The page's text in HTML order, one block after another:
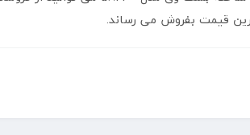
قیمت بفروش می رساند.